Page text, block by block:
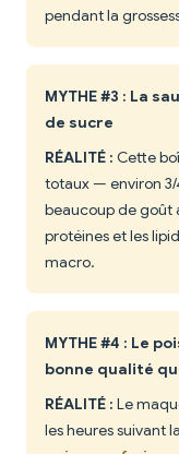
pendant la
MYTHE #3 : La
de sucre
RÉALITÉ : Cette
totaux — environ
beaucoup de goût
protéines et les
macro.
MYTHE #4 : Le
bonne qualité
RÉALITÉ : Le
les heures suivant